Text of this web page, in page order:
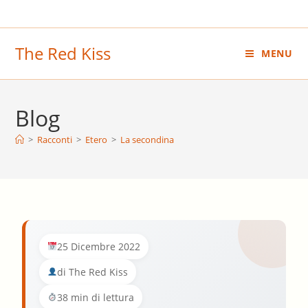
al
The Red Kiss MENU
Blog
> Racconti > Etero > La secondina
25 Dicembre 2022
di The Red Kiss
38 min di lettura